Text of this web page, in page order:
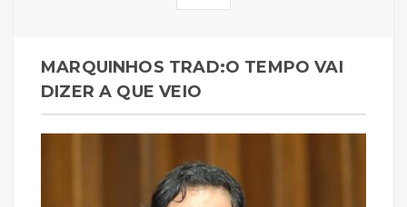
MARQUINHOS TRAD:O TEMPO VAI
DIZER A QUE VEIO